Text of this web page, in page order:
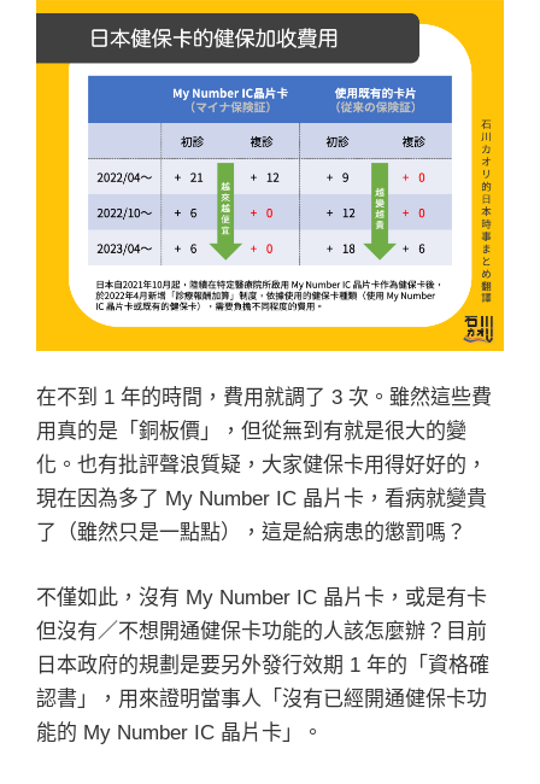
在不到 1 年的時間，費用就調了 3 次。雖然這些費
用真的是「銅板價」，但從無到有就是很大的變
化。也有批評聲浪質疑，大家健保卡用得好好的，
現在因為多了 My Number IC 晶片卡，看病就變貴
了（雖然只是一點點），這是給病患的懲罰嗎？
不僅如此，沒有 My Number IC 晶片卡，或是有卡
但沒有／不想開通健保卡功能的人該怎麼辦？目前
日本政府的規劃是要另外發行效期 1 年的「資格確
認書」，用來證明當事人「沒有已經開通健保卡功
能的 My Number IC 晶片卡」。